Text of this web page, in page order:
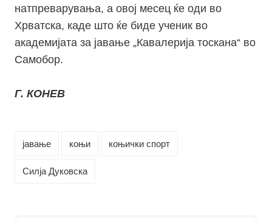
натпреварувања, а овој месец ќе оди во
Хрватска, каде што ќе биде ученик во
академијата за јавање „Кавалерија тоскана“ во
Самобор.
Г. КОНЕВ
јавање коњи коњички спорт
Силја Дуковска